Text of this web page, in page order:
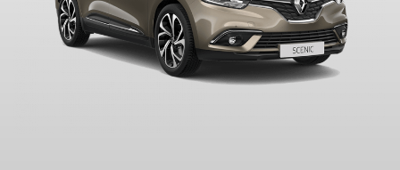
OFICINAS
CAMPANHAS